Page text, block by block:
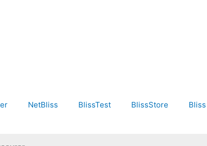
NetBliss BlissTest BlissStore Bliss